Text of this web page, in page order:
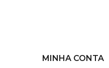
MINHA CONTA